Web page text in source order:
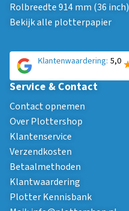
Rolbreedte 914 mm (36 inch)
Bekijk alle plotterpapier
Klantenwaardering: 5,0
Service & Contact
Contact opnemen
Over Plottershop
Klantenservice
Verzendkosten
Betaalmethoden
Klantwaardering
Plotter Kennisbank